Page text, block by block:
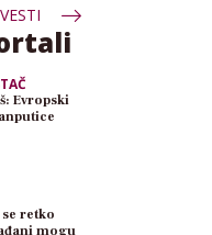
Evropski
retko
mogu